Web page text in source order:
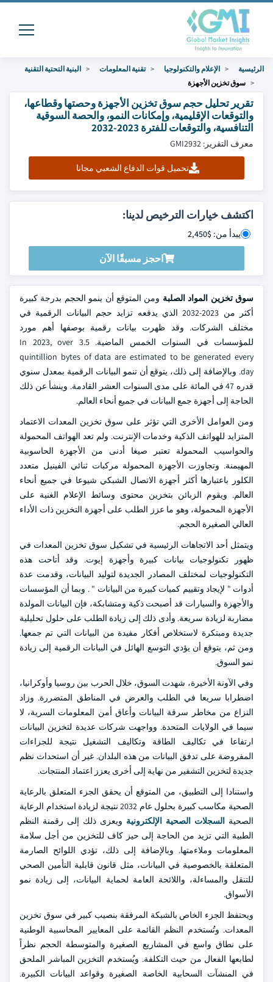
الرئيسية الإعلام والتكنولوجيا تقنية المعلومات
البنية التحتية التقنية
سوق تخزين الأجهزة
تقرير تحليل حجم سوق تخزين الأجهزة وحصتها وقطاعها،
والتوقعات الإقليمية، وإمكانات النمو، والحصة السوقية
التنافسية، والتوقعات للفترة 2023-2032
معرف التقرير: GMI2932
تحميل قوات الدفاع الشعبي مجانا
اكتشف خيارات الترخيص لدينا:
يبدأ من: $2,450
احجز مسبقًا الآن
سوق تخزين المواد الصلبة ومن المتوقع أن ينمو الحجم بدرجة كبيرة
أكثر من 2023-2032 الذي يدفعه تزايد حجم البيانات الرقمية في
مختلف الشركات. وقد ظهرت بيانات رقمية بوصفها أهم مورد
للمؤسسات في السنوات الخمس الماضية. In 2023, over 3.5
quintillion bytes of data are estimated to be generated every
day. وبالإضافة إلى ذلك، يتوقع أن تنمو البيانات الرقمية بمعدل سنوي
قدره 47 في المائة على مدى السنوات العشر القادمة. وينشأ عن ذلك
الحاجة إلى أجهزة جمع البيانات في جميع أنحاء العالم.
ومن العوامل الأخرى التي تؤثر على سوق تخزين المعدات الاعتماد
المتزايد للهواتف الذكية وخدمات الإنترنت. ولم تعد الهواتف المحمولة
والحواسيب المحمولة تعتبر صيغا أدنى من الأجهزة الحاسوبية
المهيمنة. وتجاوزت الأجهزة المحمولة مركبات ثنائي الفينيل متعدد
الكلور باعتبارها أكثر أجهزة الاتصال الشبكي شيوعا في جميع أنحاء
العالم. ويقوم الزبائن بتخزين محتوى وسائط الإعلام الغنية على
الأجهزة المحمولة، وهو ما عزز الطلب على أجهزة التخزين ذات الأداء
العالي الصغيرة الحجم.
ويتمثل أحد الاتجاهات الرئيسية في تشكيل سوق تخزين المعدات في
ظهور تكنولوجيات بيانات كبيرة وأجهزة إيوت. وقد أتاحت هذه
التكنولوجيات لمختلف المصادر الجديدة لتوليد البيانات، وقدمت عدة
أدوات " لإيجاد وتقييم كميات كبيرة من البيانات " . وبما أن المؤسسات
والأجهزة والسيارات قد أصبحت ذكية ومتشابكة، فإن البيانات المولدة
مضاربة لزيادة سريعة. وأدى ذلك إلى زيادة الطلب على حلول تحليلية
جديدة ومبتكرة لاستخلاص أفكار مفيدة من البيانات التي تم جمعها.
ومن ثم، يتوقع أن يؤدي التوسع الهائل في البيانات الرقمية إلى زيادة
نمو السوق.
وفي الآونة الأخيرة، شهدت السوق، خلال الحرب بين روسيا وأوكرانيا،
اضطرابا سريعا في الطلب والعرض في المناطق المتضررة. وزاد
النزاع من مخاطر سرقة البيانات وأعاق أمن المعلومات السرية، لا
سيما في الولايات المتحدة. وواجهت شركات عديدة لتخزين البيانات
ارتفاعا في تكاليف الطاقة وتكاليف التشغيل نتيجة للجزاءات
المفروضة على تدفق البيانات من هذه البلدان. غير أن استحداث نظم
جديدة لتخزين التشفير من نهاية إلى أخرى يعزز اعتماد المنتجات.
واستنادا إلى التطبيق، من المتوقع أن يحقق الجزء المتعلق بالرعاية
الصحية مكاسب كبيرة بحلول عام 2032 نتيجة لزيادة استخدام الرعاية
الصحية السجلات الصحية الإلكترونية ويعزى ذلك إلى رقمنة النظم
الطبية التي تزيد من الحاجة إلى حيز كاف للتخزين من أجل سلامة
المعلومات وملاءمتها. وبالإضافة إلى ذلك، تؤدي اللوائح الصارمة
المتعلقة بالخصوصية في البيانات، مثل قانون قابلية التأمين الصحي
للتنقل والمساءلة، واللائحة العامة لحماية البيانات، إلى زيادة نمو
الأسواق.
ويحتفظ الجزء الخاص بالشبكة المرفقة بنصيب كبير في سوق تخزين
المعدات. وتُستخدم النظم القائمة على المعايير المحاسبية الوطنية
على نطاق واسع في المشاريع الصغيرة والمتوسطة الحجم نظراً
لطابعها الفعال من حيث التكلفة. ويُستخدم التخزين المباشر الملحق
في المنشآت السحابية الخاصة الصغيرة وقواعد البيانات الكبيرة.